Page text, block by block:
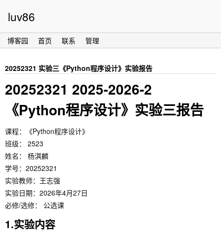
luv86
博客园 首页 联系 管理
20252321 实验三《Python程序设计》实验报告
20252321 2025-2026-2
《Python程序设计》实验三报告
课程：《Python程序设计》
班级： 2523
姓名： 杨淇麟
学号：20252321
实验教师：王志强
实验日期：2026年4月27日
必修/选修： 公选课
1.实验内容